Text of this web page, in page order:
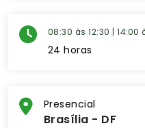
08:30 às 12:30 | 14:00
24 horas
Presencial
Brasília - DF